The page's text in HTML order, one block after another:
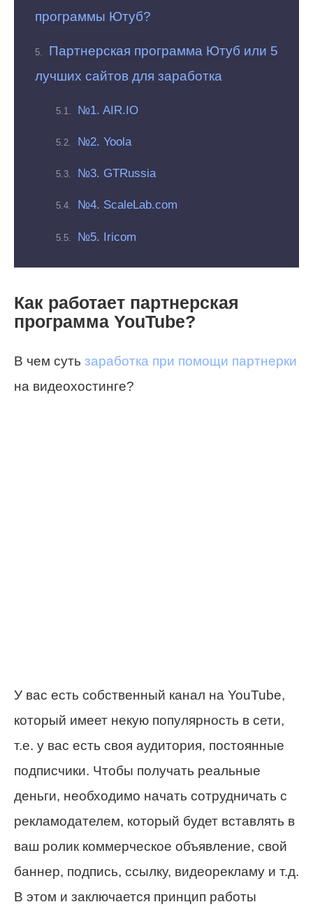
программы Ютуб?
Партнерская программа Ютуб или 5
лучших сайтов для заработка
№1. AIR.IO
№2. Yoola
№3. GTRussia
№4. ScaleLab.com
№5. Iricom
Как работает партнерская
программа YouTube?
В чем суть заработка при помощи партнерки
на видеохостинге?
У вас есть собственный канал на YouTube,
который имеет некую популярность в сети,
т.е. у вас есть своя аудитория, постоянные
подписчики. Чтобы получать реальные
деньги, необходимо начать сотрудничать с
рекламодателем, который будет вставлять в
ваш ролик коммерческое объявление, свой
баннер, подпись, ссылку, видеорекламу и т.д.
В этом и заключается принцип работы